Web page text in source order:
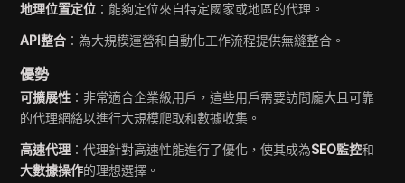
地理位置定位 ：能夠定位來自特定國家或地區的代理。
API整合 ：為大規模運營和自動化工作流程提供無縫整合。
優勢
可擴展性 ：非常適合企業級用戶，這些用戶需要訪問龐大且可靠
的代理網絡以進行大規模爬取和數據收集。
高速代理 ：代理針對高速性能進行了優化，使其成為SEO監控和
大數據操作的理想選擇。